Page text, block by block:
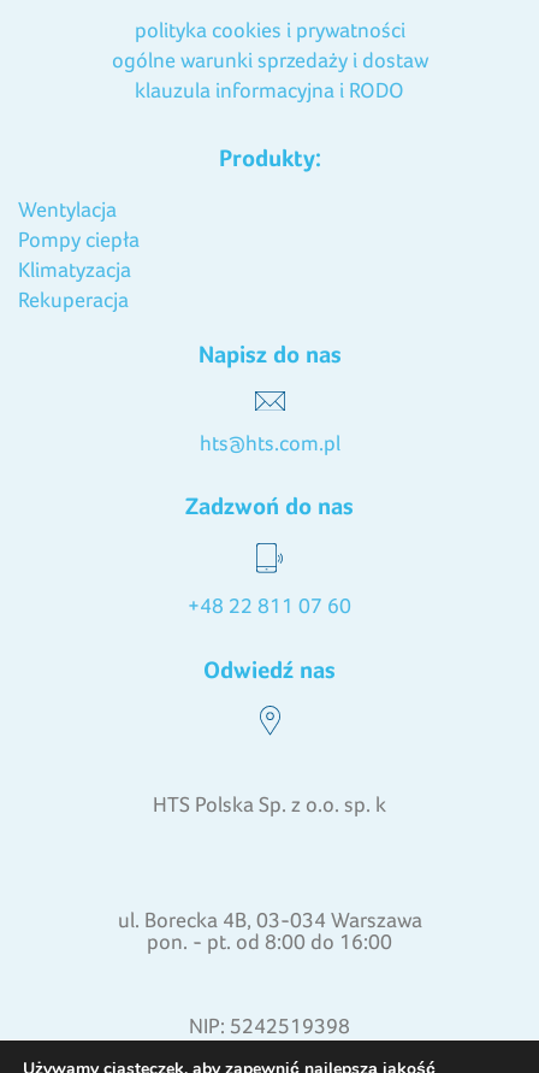
polityka cookies i prywatności
ogólne warunki sprzedaży i dostaw
klauzula informacyjna i RODO
Produkty:
Wentylacja
Pompy ciepła
Klimatyzacja
Rekuperacja
Napisz do nas
hts@hts.com.pl
Zadzwoń do nas
+48 22 811 07 60
Odwiedź nas
HTS Polska Sp. z o.o. sp. k
ul. Borecka 4B, 03-034 Warszawa
pon. - pt. od 8:00 do 16:00
NIP: 5242519398
REGON: 015871772